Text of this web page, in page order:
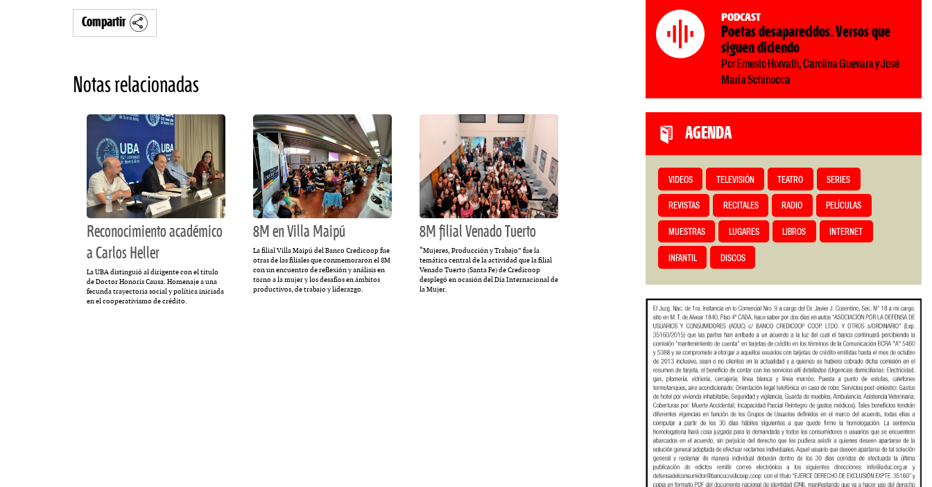
Compartir
Notas relacionadas
Reconocimiento académico
a Carlos Heller
La UBA distinguió al dirigente con el título
de Doctor Honoris Causa. Homenaje a una
fecunda trayectoria social y política iniciada
en el cooperativismo de crédito.
8M en Villa Maipú
La filial Villa Maipú del Banco Credicoop fue
otras de las filiales que conmemoraron el 8M
con un encuentro de reflexión y análisis en
torno a la mujer y los desafíos en ámbitos
productivos, de trabajo y liderazgo.
8M filial Venado Tuerto
“Mujeres, Producción y Trabajo” fue la
temática central de la actividad que la filial
Venado Tuerto (Santa Fe) de Credicoop
desplegó en ocasión del Día Internacional de
la Mujer.
Podcast
Poetas desaparecidos. Versos que
siguen diciendo
Por Ernesto Horvath, Carolina Guevara y José
María Schinocca
AGENDA
VIDEOS TELEVISIÓN TEATRO SERIES
REVISTAS RECITALES RADIO PELÍCULAS
MUESTRAS LUGARES LIBROS INTERNET
INFANTIL DISCOS